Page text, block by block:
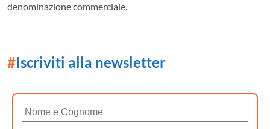
denominazione commerciale.
#Iscriviti alla newsletter